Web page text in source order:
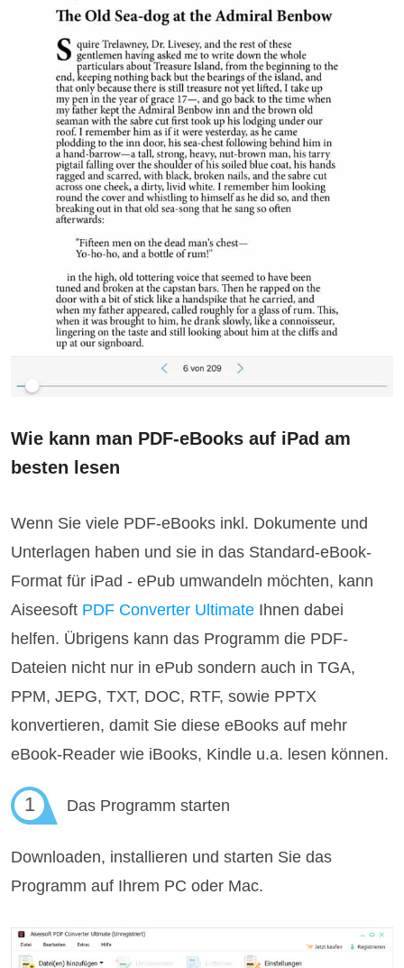
Wie kann man PDF-eBooks auf iPad am
besten lesen
Wenn Sie viele PDF-eBooks inkl. Dokumente und
Unterlagen haben und sie in das Standard-eBook-
Format für iPad - ePub umwandeln möchten, kann
Aiseesoft PDF Converter Ultimate Ihnen dabei
helfen. Übrigens kann das Programm die PDF-
Dateien nicht nur in ePub sondern auch in TGA,
PPM, JEPG, TXT, DOC, RTF, sowie PPTX
konvertieren, damit Sie diese eBooks auf mehr
eBook-Reader wie iBooks, Kindle u.a. lesen können.
1 Das Programm starten
Downloaden, installieren und starten Sie das
Programm auf Ihrem PC oder Mac.